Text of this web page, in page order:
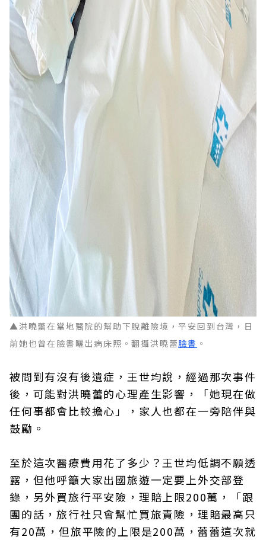
▲洪曉蕾在當地醫院的幫助下脫離險境，平安回到台灣，日
前她也曾在臉書曬出病床照。翻攝洪曉蕾臉書 。
被問到有沒有後遺症，王世均說，經過那次事件
後，可能對洪曉蕾的心理產生影響，「她現在做
任何事都會比較擔心」，家人也都在一旁陪伴與
鼓勵。
至於這次醫療費用花了多少？王世均低調不願透
露，但他呼籲大家出國旅遊一定要上外交部登
錄，另外買旅行平安險，理賠上限200萬，「跟
團的話，旅行社只會幫忙買旅責險，理賠最高只
有20萬，但旅平險的上限是200萬，蕾蕾這次就